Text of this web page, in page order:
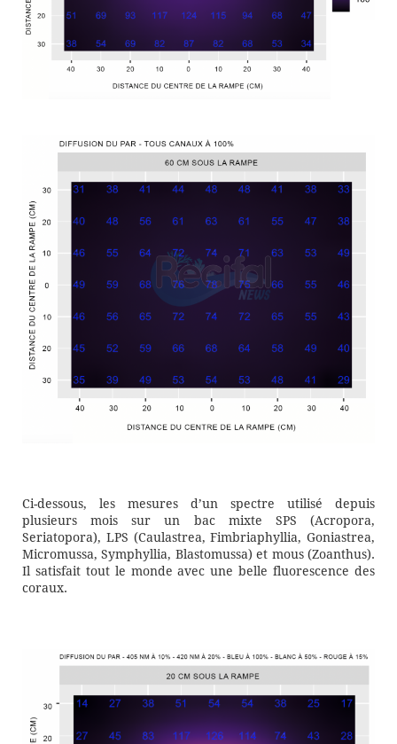
Ci-dessous, les mesures d’un spectre utilisé depuis
plusieurs mois sur un bac mixte SPS (Acropora,
Seriatopora), LPS (Caulastrea, Fimbriaphyllia, Goniastrea,
Micromussa, Symphyllia, Blastomussa) et mous (Zoanthus).
Il satisfait tout le monde avec une belle fluorescence des
coraux.